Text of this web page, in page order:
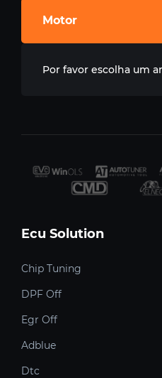
Motor
Por favor escolha um
Ecu Solution
Chip Tuning
DPF Off
Egr Off
Adblue
Dtc